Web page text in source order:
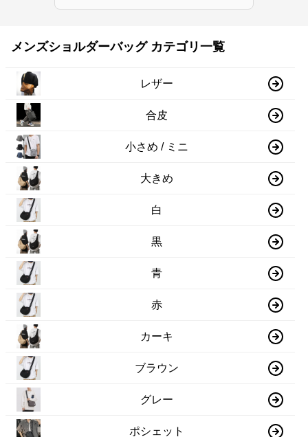
メンズショルダーバッグ カテゴリ一覧
レザー
合皮
小さめ / ミニ
大きめ
白
黒
青
赤
カーキ
ブラウン
グレー
ポシェット